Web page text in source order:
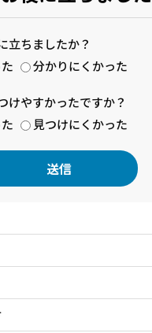
立ちましたか？
分かりにくかった
けやすかったですか？
見つけにくかった